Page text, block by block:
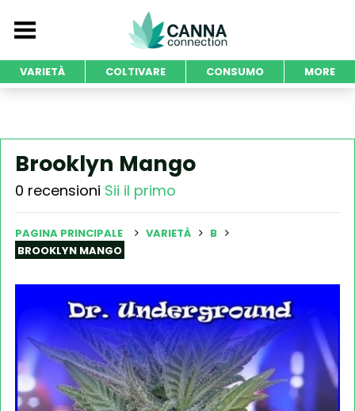
VARIETÀ COLTIVARE CONSUMO MORE
Brooklyn Mango
0 recensioni Sii il primo
PAGINA PRINCIPALE VARIETÀ
B
BROOKLYN MANGO